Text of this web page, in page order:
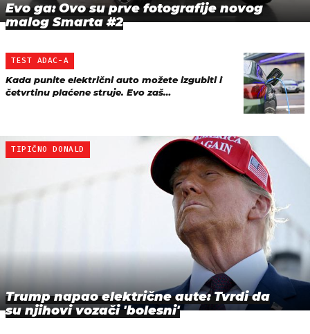
Evo ga: Ovo su prve fotografije novog
malog Smarta #2
TEST ADAC-A
Kada punite električni auto možete izgubiti i
četvrtinu plaćene struje. Evo zaš…
TIPIČNO DONALD
Trump napao električne aute: Tvrdi da
su njihovi vozači 'bolesni'